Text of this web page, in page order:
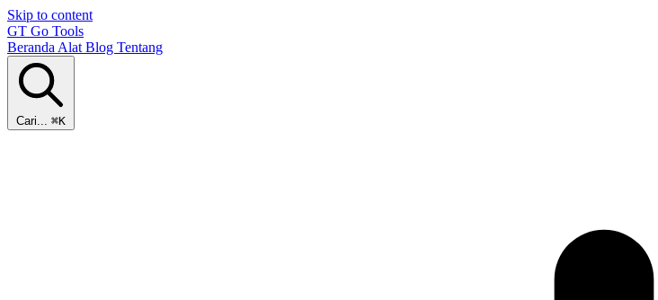
Skip to content
GT Go Tools
Beranda Alat Blog Tentang
Cari... ⌘K